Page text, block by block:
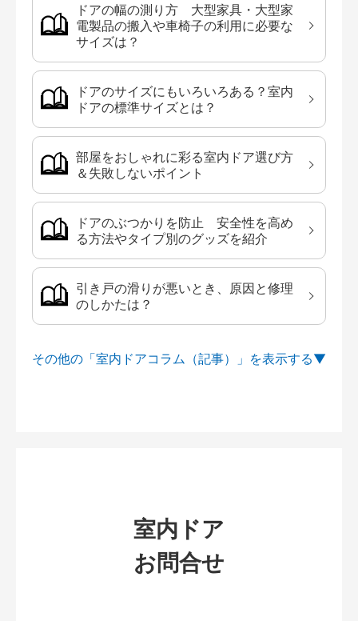
ドアの幅の測り方 大型家具・大型家
電製品の搬入や車椅子の利用に必要な
サイズは？
ドアのサイズにもいろいろある？室内
ドアの標準サイズとは？
部屋をおしゃれに彩る室内ドア選び方
＆失敗しないポイント
ドアのぶつかりを防止 安全性を高め
る方法やタイプ別のグッズを紹介
引き戸の滑りが悪いとき、原因と修理
のしかたは？
その他の「室内ドアコラム（記事）」を
室内ドア
お問合せ